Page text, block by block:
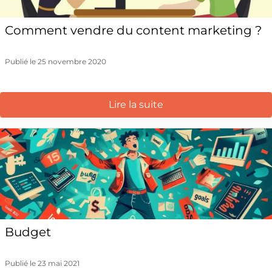
Comment vendre du content marketing ?
Publié le 25 novembre 2020
Lire la suite
Budget
Publié le 23 mai 2021